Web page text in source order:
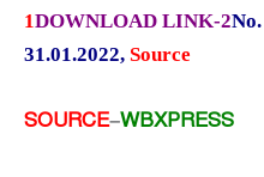
1DOWNLOAD LINK-2
31.01.2022, Source
SOURCE–WBXPRESS